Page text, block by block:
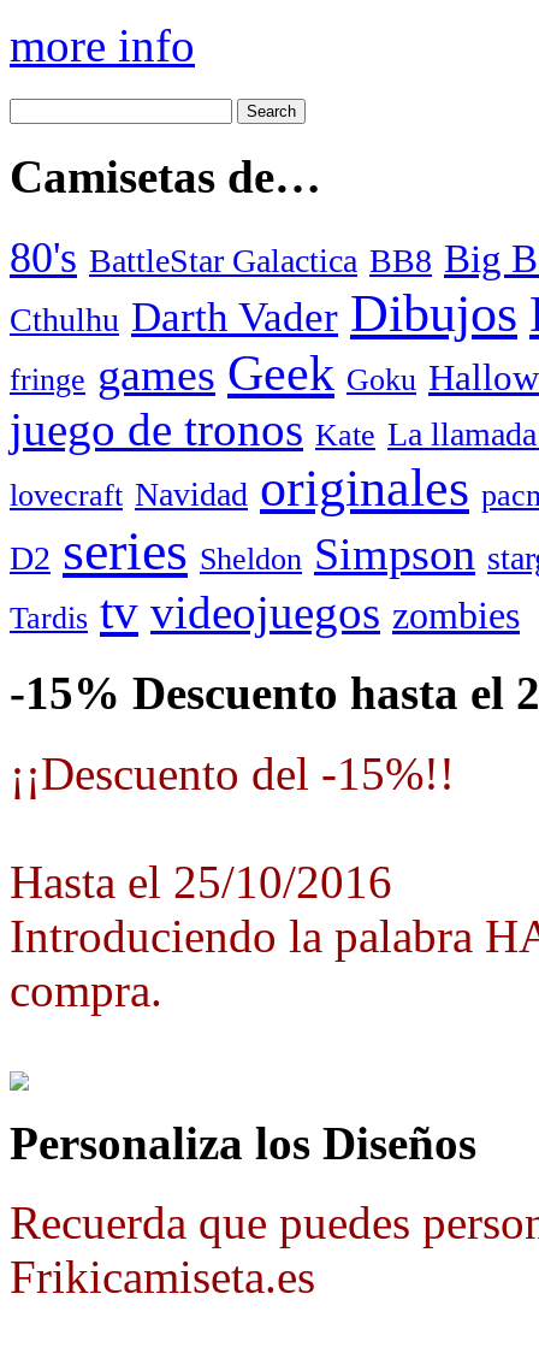
more info
Camisetas de…
80's BattleStar Galactica BB8 Big
Cthulhu Darth Vader Dibujos
fringe games Geek Goku
juego de tronos Kate La
lovecraft Navidad originales
D2 series Sheldon Simpson
Tardis tv videojuegos zombies
-15% Descuento hasta el
¡¡Descuento del -15%!!
Hasta el 25/10/2016
Introduciendo la palabra
compra.
Personaliza los Diseños
Recuerda que puedes
Frikicamiseta.es